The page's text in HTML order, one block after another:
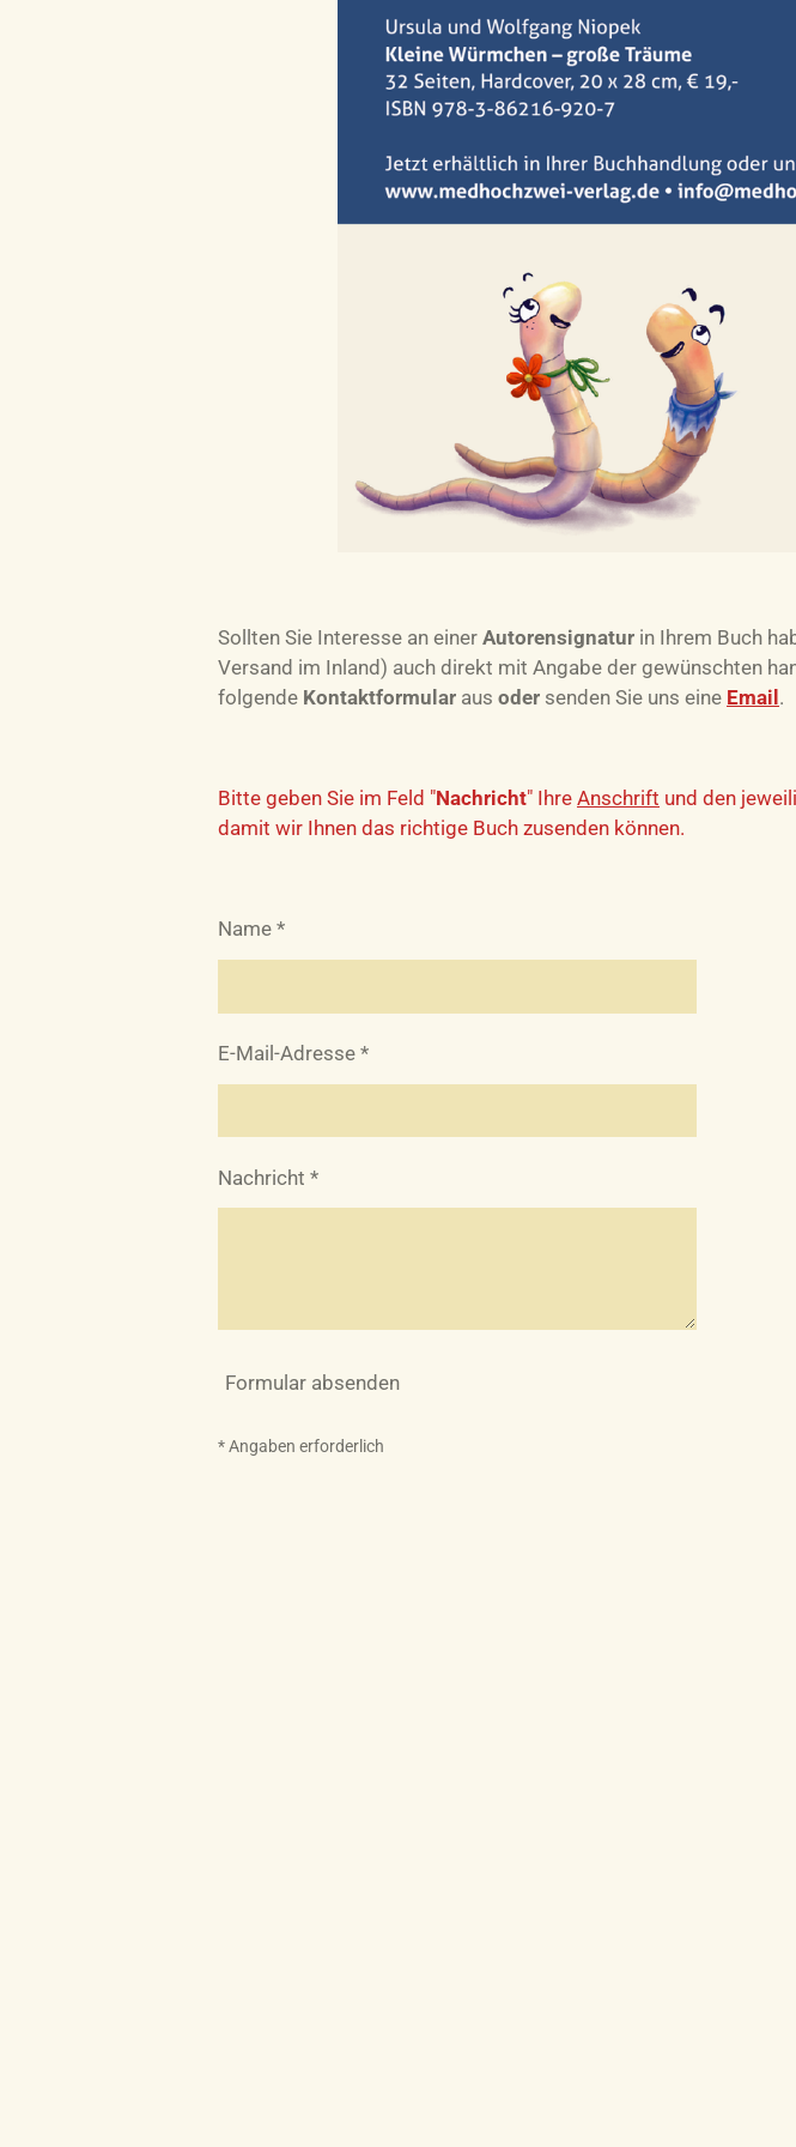
Sollten Sie Interesse an einer Autorensignatur in Ihrem Buch
Versand im Inland) auch direkt mit Angabe der gewünschten
folgende Kontaktformular aus oder senden Sie uns eine Email .
Bitte geben Sie im Feld "Nachricht" Ihre Anschrift und den
damit wir Ihnen das richtige Buch zusenden können.
Name *
E-Mail-Adresse *
Nachricht *
Formular absenden
* Angaben erforderlich